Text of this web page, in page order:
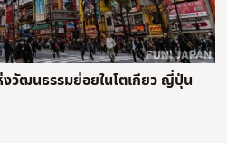
วัฒนธรรมย่อยในโตเกียว ญี่ปุ่น